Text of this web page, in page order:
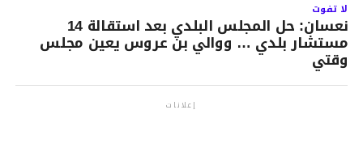
لا تفوت
نعسان: حل المجلس البلدي بعد استقالة 14
مستشار بلدي … ووالي بن عروس يعين مجلس
وقتي
إعلانات